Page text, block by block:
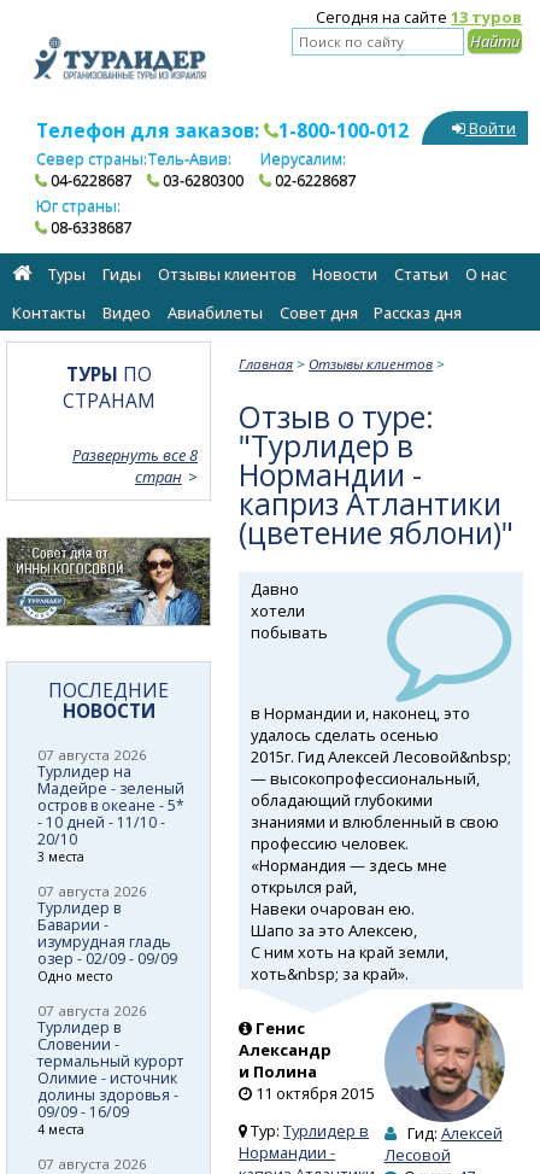
Сегодня на сайте 13 туров
Телефон для заказов: 1-800-100-012
Север страны:
04-6228687
Тель-Авив:
03-6280300
Иерусалим:
02-6228687
Юг страны:
08-6338687
Войти
Туры Гиды Отзывы клиентов Новости Статьи
О нас
Контакты
Видео Авиабилеты Cовет дня Рассказ дня
Главная > Отзывы клиентов >
Отзыв о туре:
"Турлидер в
Нормандии -
каприз Атлантики
(цветение яблони)"
Давно
хотели
побывать
в Нормандии и, наконец, это
удалось сделать осенью
2015г. Гид Алексей Лесовой&nbsp;
— высокопрофессиональный,
обладающий глубокими
знаниями и влюбленный в свою
профессию человек.
«Нормандия — здесь мне
открылся рай,
Навеки очарован ею.
Шапо за это Алексею,
С ним хоть на край земли,
хоть&nbsp; за край».
Генис
Александр
и Полина
11 октября 2015
Тур:Турлидер в
Нормандии -
Гид: Алексей
Лесовой
ТУРЫ ПО
СТРАНАМ
Развернуть все 8
стран
ПОСЛЕДНИЕ
НОВОСТИ
07 августа 2026
Турлидер на
Мадейре - зеленый
остров в океане - 5*
- 10 дней - 11/10 -
20/10
3 места
07 августа 2026
Турлидер в
Баварии -
изумрудная гладь
озер - 02/09 - 09/09
Одно место
07 августа 2026
Турлидер в
Словении -
термальный курорт
Олимие - источник
долины здоровья -
09/09 - 16/09
4 места
07 августа 2026